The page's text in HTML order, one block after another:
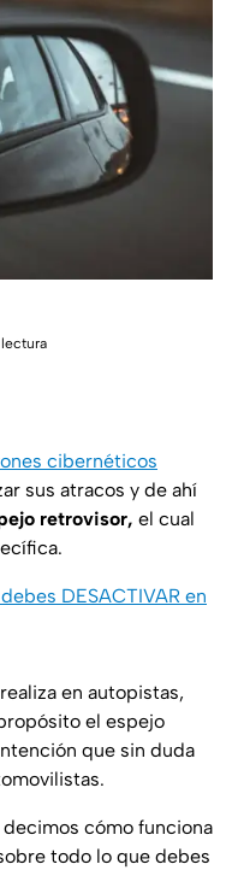
cibernéticos
sus atracos y de ahí
retrovisor, el cual
DESACTIVAR en
en autopistas,
el espejo
que sin duda
cómo funciona
todo lo que debes